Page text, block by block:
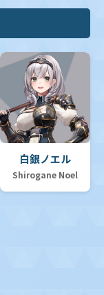
白銀ノエル
Shirogane Noel